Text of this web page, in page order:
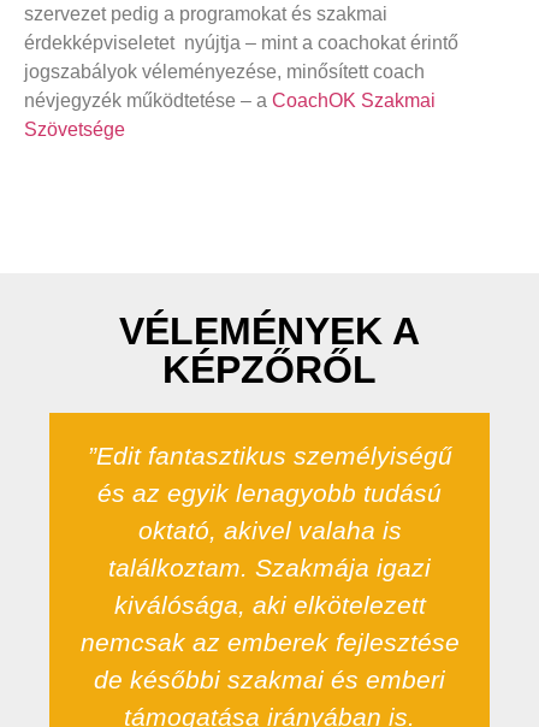
szervezet pedig a programokat és szakmai
érdekképviseletet nyújtja – mint a coachokat érintő
jogszabályok véleményezése, minősített coach
névjegyzék működtetése – a CoachOK Szakmai
Szövetsége
VÉLEMÉNYEK A
KÉPZŐRŐL
”Edit fantasztikus személyiségű
és az egyik lenagyobb tudású
oktató, akivel valaha is
találkoztam. Szakmája igazi
kiválósága, aki elkötelezett
nemcsak az emberek fejlesztése
de későbbi szakmai és emberi
támogatása irányában is.